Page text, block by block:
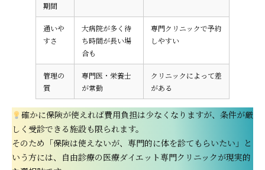
期間
通いや
すさ
大病院が多く待
ち時間が長い場
合も
専門クリニックで予約
しやすい
管理の
質
専門医・栄養士
が常勤
クリニックによって差
がある
確かに保険が使えれば費用負担は少なくなりますが、条件が厳
しく受診できる施設も限られます。
そのため「保険は使えないが、専門的に体を診てもらいたい」と
いう方には、自由診療の医療ダイエット専門クリニックが現実的